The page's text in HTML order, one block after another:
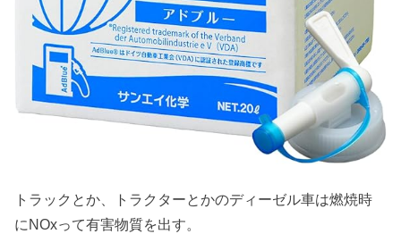
トラックとか、トラクターとかのディーゼル車は燃焼時
にNOxって有害物質を出す。